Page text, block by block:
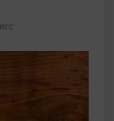
is